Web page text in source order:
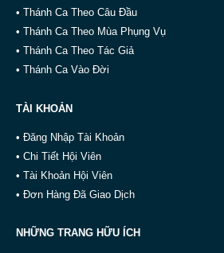
• Thánh Ca Theo Câu Đầu
• Thánh Ca Theo Mùa Phụng Vụ
• Thánh Ca Theo Tác Giả
• Thánh Ca Vào Đời
TÀI KHOẢN
• Đăng Nhập Tài Khoản
• Chi Tiết Hội Viên
• Tài Khoản Hội Viên
• Đơn Hàng Đã Giao Dịch
NHỮNG TRANG HỮU ÍCH